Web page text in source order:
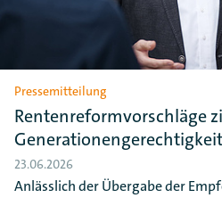
Pressemitteilung
Rentenreformvorschläge
Generationengerechtigkeit
23.06.2026
Anlässlich der Übergabe der